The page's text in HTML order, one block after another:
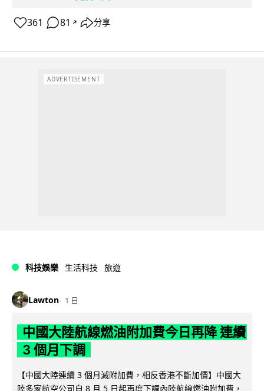
361 81 ↗ 分享
ADVERTISEMENT
科技娛樂 生活科技 旅遊
Lawton 1 日
中國大陸航線燃油附加費今日再降 連續
3 個月下調
【中國大陸連續 3 個月減附加費，相反香港不斷加價】中國大
陸多家航空公司自 8 月 5 日起再度下調內陸航線燃油附加費，